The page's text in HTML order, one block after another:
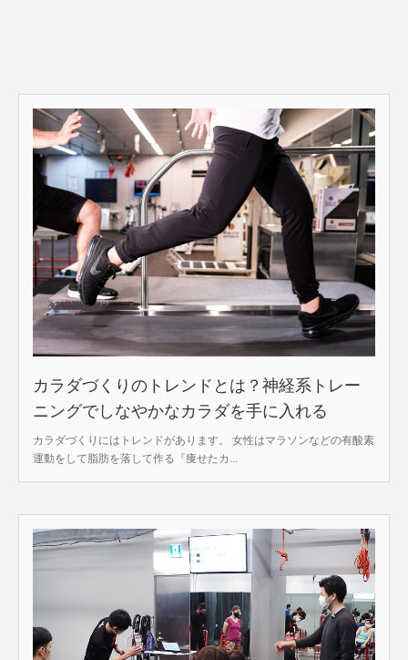
カラダづくりのトレンドとは？神経系トレー
ニングでしなやかなカラダを手に入れる
カラダづくりにはトレンドがあります。 女性はマラソンなどの有酸素
運動をして脂肪を落して作る『痩せたカ...